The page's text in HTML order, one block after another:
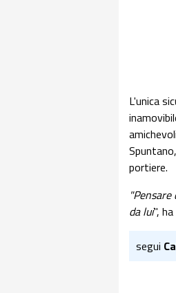
L'unica
portiere.
da lui",
segui